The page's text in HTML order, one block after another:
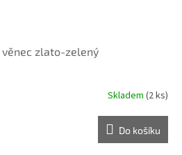
zlato-zelený
Skladem(2 ks)
Do košíku